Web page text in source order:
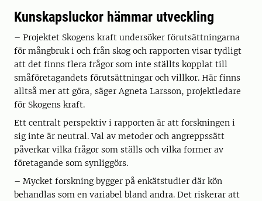
Kunskapsluckor hämmar utveckling
– Projektet Skogens kraft undersöker förutsättningarna
för mångbruk i och från skog och rapporten visar tydligt
att det finns flera frågor som inte ställts kopplat till
småföretagandets förutsättningar och villkor. Här finns
alltså mer att göra, säger Agneta Larsson, projektledare
för Skogens kraft.
Ett centralt perspektiv i rapporten är att forskningen i
sig inte är neutral. Val av metoder och angreppssätt
påverkar vilka frågor som ställs och vilka former av
företagande som synliggörs.
– Mycket forskning bygger på enkätstudier där kön
behandlas som en variabel bland andra. Det riskerar att